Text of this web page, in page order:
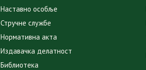
Наставно особље
Стручне службе
Нормативна акта
Издавачка делатност
Библиотека